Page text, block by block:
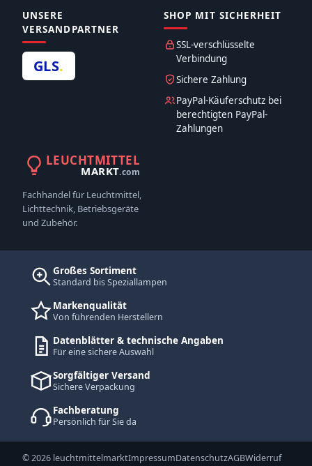
UNSERE
VERSANDPARTNER
GLS.
SHOP MIT SICHERHEIT
SSL-verschlüsselte
Verbindung
Sichere Zahlung
PayPal-Käuferschutz bei
berechtigten PayPal-
Zahlungen
LEUCHTMITTEL
MARKT.com
Fachhandel für Leuchtmittel,
Lichttechnik, Betriebsgeräte
und Zubehör.
Großes Sortiment
Standard bis Speziallampen
Markenqualität
Von führenden Herstellern
Datenblätter & technische Angaben
Für eine sichere Auswahl
Sorgfältiger Versand
Sichere Verpackung
Fachberatung
Persönlich für Sie da
© 2026 leuchtmittelmarktImpressumDatenschutzAGBWiderruf